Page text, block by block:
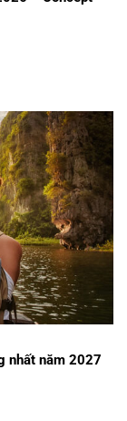
nhất năm 2027